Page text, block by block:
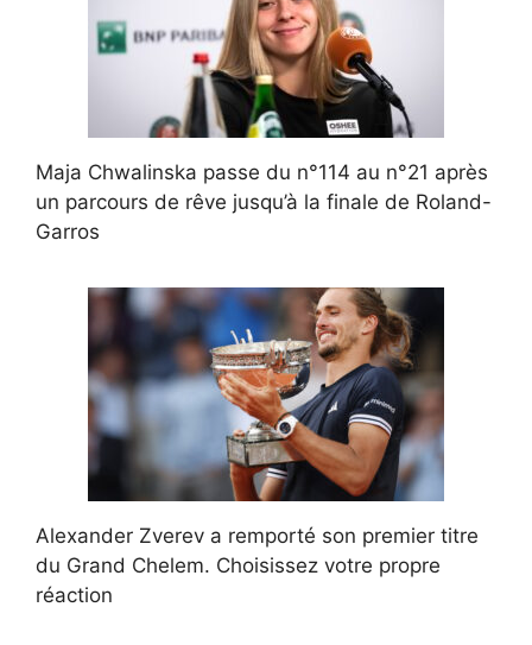
Maja Chwalinska passe du n°114 au n°21 après
un parcours de rêve jusqu’à la finale de Roland-
Garros
Alexander Zverev a remporté son premier titre
du Grand Chelem. Choisissez votre propre
réaction